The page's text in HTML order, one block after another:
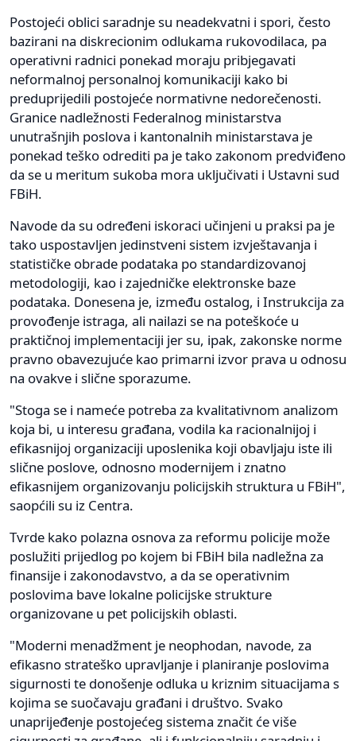
Postojeći oblici saradnje su neadekvatni i spori, često
bazirani na diskrecionim odlukama rukovodilaca, pa
operativni radnici ponekad moraju pribjegavati
neformalnoj personalnoj komunikaciji kako bi
preduprijedili postojeće normativne nedorečenosti.
Granice nadležnosti Federalnog ministarstva
unutrašnjih poslova i kantonalnih ministarstava je
ponekad teško odrediti pa je tako zakonom predviđeno
da se u meritum sukoba mora uključivati i Ustavni sud
FBiH.
Navode da su određeni iskoraci učinjeni u praksi pa je
tako uspostavljen jedinstveni sistem izvještavanja i
statističke obrade podataka po standardizovanoj
metodologiji, kao i zajedničke elektronske baze
podataka. Donesena je, između ostalog, i Instrukcija za
provođenje istraga, ali nailazi se na poteškoće u
praktičnoj implementaciji jer su, ipak, zakonske norme
pravno obavezujuće kao primarni izvor prava u odnosu
na ovakve i slične sporazume.
"Stoga se i nameće potreba za kvalitativnom analizom
koja bi, u interesu građana, vodila ka racionalnijoj i
efikasnijoj organizaciji uposlenika koji obavljaju iste ili
slične poslove, odnosno modernijem i znatno
efikasnijem organizovanju policijskih struktura u FBiH",
saopćili su iz Centra.
Tvrde kako polazna osnova za reformu policije može
poslužiti prijedlog po kojem bi FBiH bila nadležna za
finansije i zakonodavstvo, a da se operativnim
poslovima bave lokalne policijske strukture
organizovane u pet policijskih oblasti.
"Moderni menadžment je neophodan, navode, za
efikasno strateško upravljanje i planiranje poslovima
sigurnosti te donošenje odluka u kriznim situacijama s
kojima se suočavaju građani i društvo. Svako
unaprijeđenje postojećeg sistema značit će više